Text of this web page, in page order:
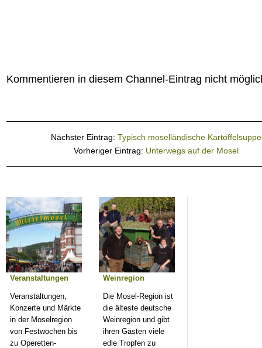
Kommentieren in diesem Channel-Eintrag nicht
Nächster Eintrag: Typisch moselländische Kartoffelsuppe
Vorheriger Eintrag: Unterwegs auf der Mosel
Veranstaltungen
Veranstaltungen,
Konzerte und Märkte
in der Moselregion
von Festwochen bis
zu Operetten-
Weinregion
Die Mosel-Region ist
die älteste deutsche
Weinregion und gibt
ihren Gästen viele
edle Tropfen zu